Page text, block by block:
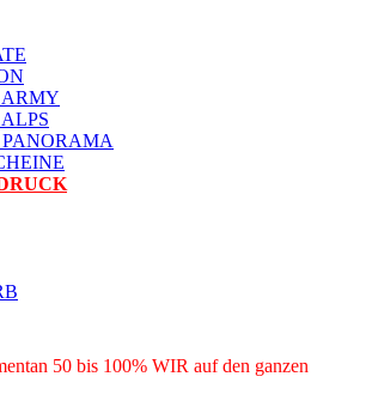
ARMY
PANORAMA
50 bis 100% WIR auf den ganzen